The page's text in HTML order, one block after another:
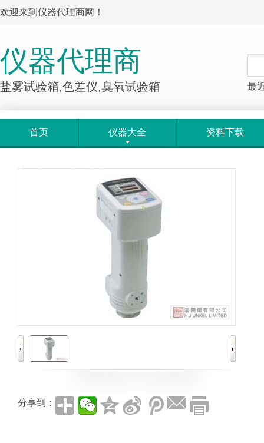
欢迎来到仪器代理商网！
仪器代理商
盐雾试验箱,色差仪,臭氧试验箱 最
首页 仪器大全 资料下载
分享到：